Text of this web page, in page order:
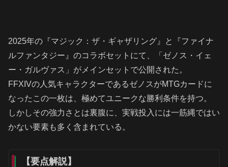
2025年の『マジック：ザ・ギャザリング』と『ファイナ
ルファンタジー』のコラボセットにて、「ゼノス・イェ
ー・ガルヴァス」がメインセットで公開された。
FFXIVの人気キャラクターであるゼノスがMTGカードに
なったこの一枚は、極めてユニークな勝利条件を持つ。
しかしその強力さとは裏腹に、実戦投入には一筋縄ではい
かない要素も多く含まれている。
【要点解説】